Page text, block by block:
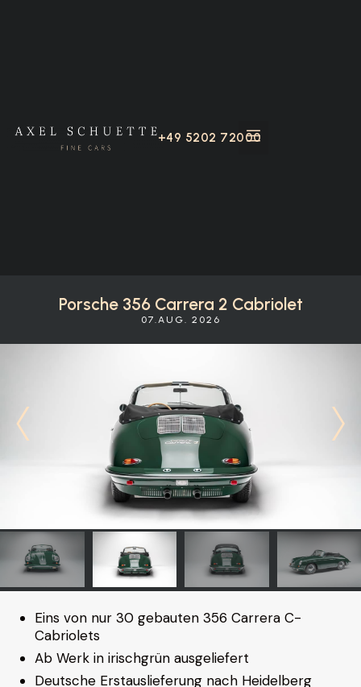
+49 5202 72000
Porsche 356 Carrera 2 Cabriolet
07.AUG. 2026
Eins von nur 30 gebauten 356 Carrera C-
Cabriolets
Ab Werk in irischgrün ausgeliefert
Deutsche Erstauslieferung nach Heidelberg